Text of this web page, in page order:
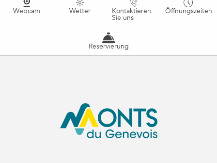
Webcam Wetter Kontaktieren
Sie uns
Öffnungszeiten
Reservierung